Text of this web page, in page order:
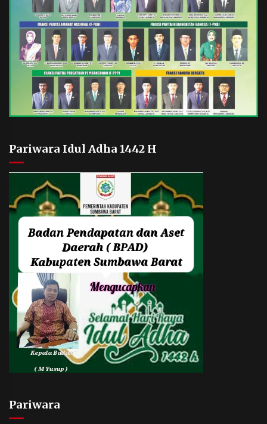
Pariwara Idul Adha 1442 H
Pariwara